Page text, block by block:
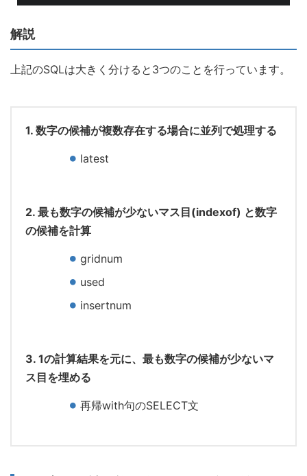
解説
上記のSQLは大きく分けると3つのことを行っています。
1. 数字の候補が複数存在する場合に並列で処理する
latest
2. 最も数字の候補が少ないマス目(indexof) と数字
の候補を計算
gridnum
used
insertnum
3. 1の計算結果を元に、最も数字の候補が少ないマ
ス目を埋める
再帰with句のSELECT文